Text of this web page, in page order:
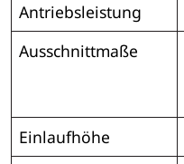
Antriebsleistung
Ausschnittmaße
Einlaufhöhe